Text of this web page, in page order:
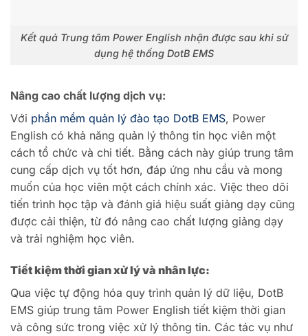
Kết quả Trung tâm Power English nhận được sau khi sử
dụng hệ thống DotB EMS
Nâng cao chất lượng dịch vụ:
Với phần mềm quản lý đào tạo DotB EMS, Power
English có khả năng quản lý thông tin học viên một
cách tổ chức và chi tiết. Bằng cách này giúp trung tâm
cung cấp dịch vụ tốt hơn, đáp ứng nhu cầu và mong
muốn của học viên một cách chính xác. Việc theo dõi
tiến trình học tập và đánh giá hiệu suất giảng dạy cũng
được cải thiện, từ đó nâng cao chất lượng giảng dạy
và trải nghiệm học viên.
Tiết kiệm thời gian xử lý và nhân lực:
Qua việc tự động hóa quy trình quản lý dữ liệu, DotB
EMS giúp trung tâm Power English tiết kiệm thời gian
và công sức trong việc xử lý thông tin. Các tác vụ như